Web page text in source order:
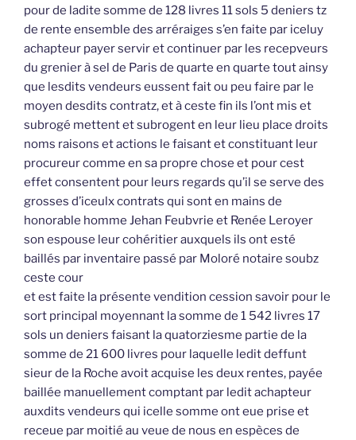
pour de ladite somme de 128 livres 11 sols 5 deniers tz
de rente ensemble des arréraiges s’en faite par iceluy
achapteur payer servir et continuer par les recepveurs
du grenier à sel de Paris de quarte en quarte tout ainsy
que lesdits vendeurs eussent fait ou peu faire par le
moyen desdits contratz, et à ceste fin ils l’ont mis et
subrogé mettent et subrogent en leur lieu place droits
noms raisons et actions le faisant et constituant leur
procureur comme en sa propre chose et pour cest
effet consentent pour leurs regards qu’il se serve des
grosses d’iceulx contrats qui sont en mains de
honorable homme Jehan Feubvrie et Renée Leroyer
son espouse leur cohéritier auxquels ils ont esté
baillés par inventaire passé par Moloré notaire soubz
ceste cour
et est faite la présente vendition cession savoir pour le
sort principal moyennant la somme de 1 542 livres 17
sols un deniers faisant la quatorziesme partie de la
somme de 21 600 livres pour laquelle ledit deffunt
sieur de la Roche avoit acquise les deux rentes, payée
baillée manuellement comptant par ledit achapteur
auxdits vendeurs qui icelle somme ont eue prise et
receue par moitié au veue de nous en espèces de